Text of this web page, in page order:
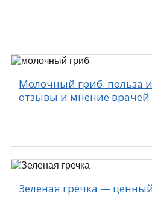
Молочный гриб: польза
отзывы и мнение врачей
Зеленая гречка —